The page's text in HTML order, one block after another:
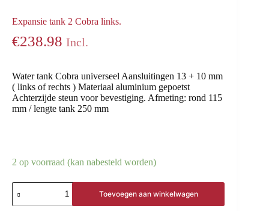
Expansie tank 2 Cobra links.
€238.98 Incl.
Water tank Cobra universeel Aansluitingen 13 + 10 mm
( links of rechts ) Materiaal aluminium gepoetst
Achterzijde steun voor bevestiging. Afmeting: rond 115
mm / lengte tank 250 mm
2 op voorraad (kan nabesteld worden)
Toevoegen aan winkelwagen